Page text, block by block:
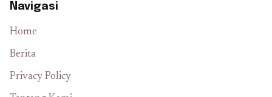
Navigasi
Home
Berita
Privacy Policy